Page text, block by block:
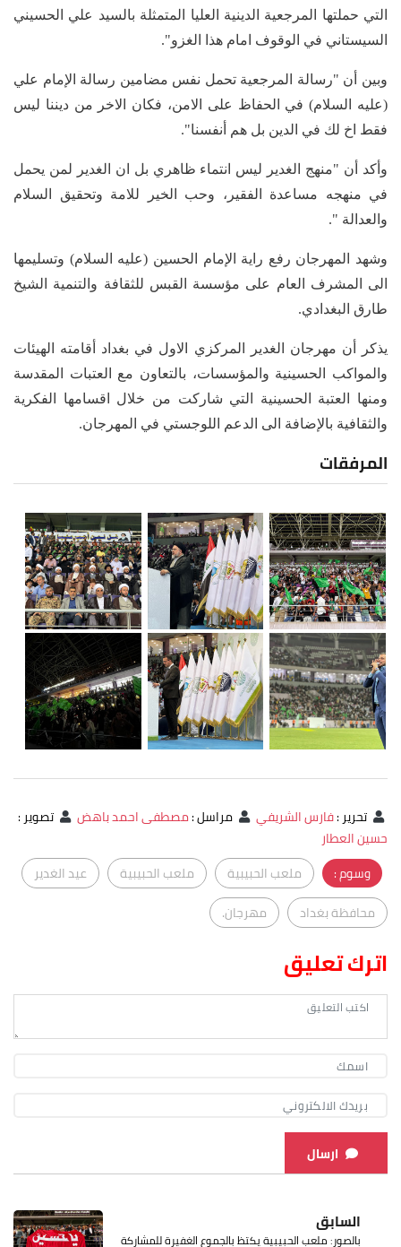
التي حملتها المرجعية الدينية العليا المتمثلة بالسيد علي الحسيني
السيستاني في الوقوف امام هذا الغزو".
وبين أن "رسالة المرجعية تحمل نفس مضامين رسالة الإمام علي
(عليه السلام) في الحفاظ على الامن، فكان الاخر من ديننا ليس
فقط اخ لك في الدين بل هم أنفسنا".
وأكد أن "منهج الغدير ليس انتماء ظاهري بل ان الغدير لمن يحمل
في منهجه مساعدة الفقير، وحب الخير للامة وتحقيق السلام
والعدالة ".
وشهد المهرجان رفع راية الإمام الحسين (عليه السلام) وتسليمها
الى المشرف العام على مؤسسة القبس للثقافة والتنمية الشيخ
طارق البغدادي.
يذكر أن مهرجان الغدير المركزي الاول في بغداد أقامته الهيئات
والمواكب الحسينية والمؤسسات، بالتعاون مع العتبات المقدسة
ومنها العتبة الحسينية التي شاركت من خلال اقسامها الفكرية
والثقافية بالإضافة الى الدعم اللوجستي في المهرجان.
المرفقات
تحرير:فارس الشريفي مراسل:مصطفى احمد باهض تصوير:
حسين العطار
وسوم :
ملعب الحبيبية ملعب الحبيبية
عيد الغدير
محافظة بغداد
مهرجان.
اترك تعليق
ارسال
السابق
بالصور: ملعب الحبيبية يكتظ بالجموع الغفيرة للمشاركة